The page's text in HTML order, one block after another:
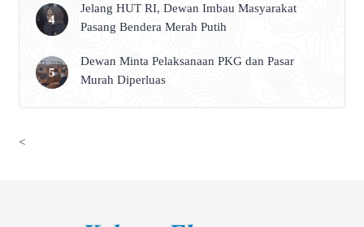
Jelang HUT RI, Dewan Imbau Masyarakat
Pasang Bendera Merah Putih
Dewan Minta Pelaksanaan PKG dan Pasar
Murah Diperluas
<